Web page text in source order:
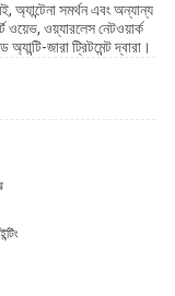
অ্যান্টেনা সমর্থন এবং অন্যান্য
ওয়েভ, ওয়্যারলেস নেটওয়ার্ক
জারা ট্রিটমেন্ট দ্বারা।